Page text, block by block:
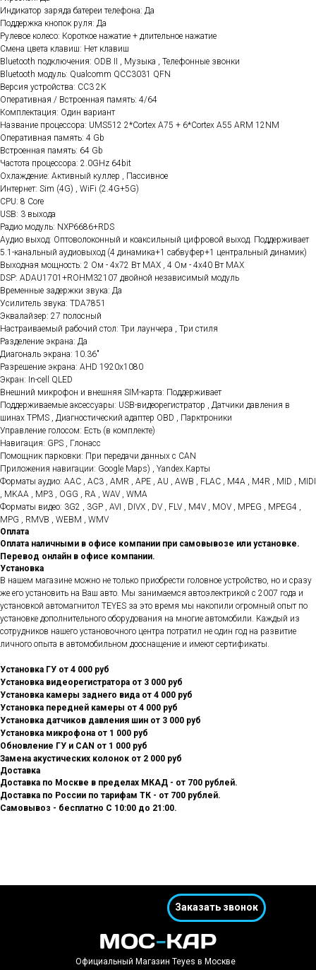
Индикатор заряда батереи телефона: Да
Поддержка кнопок руля: Да
Рулевое колесо: Короткое нажатие + длительное нажатие
Смена цвета клавиш: Нет клавиш
Bluetooth подключения: ODB II , Музыка , Телефонные звонки
Bluetooth модуль: Qualcomm QCC3031 QFN
Версия устройства: CC3 2K
Оперативная / Встроенная память: 4/64
Комплектация: Один вариант
Название процессора: UMS512 2*Cortex A75 + 6*Cortex A55 ARM 12NM
Оперативная память: 4 Gb
Встроенная память: 64 Gb
Частота процессора: 2.0GHz 64bit
Охлаждение: Активный куллер , Пассивное
Интернет: Sim (4G) , WiFi (2.4G+5G)
CPU: 8 Core
USB: 3 выхода
Радио модуль: NXP6686+RDS
Аудио выход: Оптоволоконный и коаксильный цифровой выход. Поддерживает
5.1-канальный аудиовыход (4 динамика+1 сабвуфер+1 центральный динамик)
Выходная мощность: 2 Ом - 4x72 Вт МАХ , 4 Ом - 4x40 Вт МАХ
DSP: ADAU1701+ROHM32107 двойной независимый модуль
Временные задержки звука: Да
Усилитель звука: TDA7851
Эквалайзер: 27 полосный
Настраиваемый рабочий стол: Три лаунчера , Три стиля
Разделение экрана: Да
Диагональ экрана: 10.36"
Разрешение экрана: AHD 1920x1080
Экран: In-cell QLED
Внешний микрофон и внешняя SIM-карта: Поддерживает
Поддерживаемые аксессуары: USB-видеорегистратор , Датчики давления в
шинах TPMS , Диагностический адаптер OBD , Парктроники
Управление голосом: Есть (в комплекте)
Навигация: GPS , Глонасс
Помощник парковки: При передачи данных с CAN
Приложения навигации: Google Maps) , Yandex.Карты
Форматы аудио: AAC , AC3 , AMR , APE , AU , AWB , FLAC , M4A , M4R , MID , MIDI
, MKAA , MP3 , OGG , RA , WAV , WMA
Форматы видео: 3G2 , 3GP , AVI , DIVX , DV , FLV , M4V , MOV , MPEG , MPEG4 ,
MPG , RMVB , WEBM , WMV
Оплата
Оплата наличными в офисе компании при самовывозе или установке.
Перевод онлайн в офисе компании.
Установка
В нашем магазине можно не только приобрести головное устройство, но и сразу
же его установить на Ваш авто. Мы занимаемся автоэлектрикой с 2007 года и
установкой автомагнитол TEYES за это время мы накопили огромный опыт по
установке дополнительного оборудования на многие автомобили. Каждый из
сотрудников нашего установочного центра потратил не один год на развитие
личного опыта в автомобильном дооснащение и имеют сертификаты.
Установка ГУ от 4 000 руб
Установка видеорегистратора от 3 000 руб
Установка камеры заднего вида от 4 000 руб
Установка передней камеры от 4 000 руб
Установка датчиков давления шин от 3 000 руб
Установка микрофона от 1 000 руб
Обновление ГУ и CAN от 1 000 руб
Замена акустических колонок от 2 000 руб
Доставка
Доставка по Москве в пределах МКАД - от 700 рублей.
Доставка по России по тарифам ТК - от 700 рублей.
Самовывоз - бесплатно С 10:00 до 21:00.
Заказать звонок
Официальный Магазин Teyes в Москве